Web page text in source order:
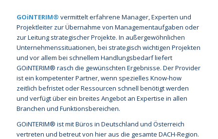
GOiNTERIM® vermittelt erfahrene Manager, Experten und
Projektleiter zur Übernahme von Managementaufgaben oder
zur Leitung strategischer Projekte. In außergewöhnlichen
Unternehmenssituationen, bei strategisch wichtigen Projekten
und vor allem bei schnellem Handlungsbedarf liefert
GOiNTERIM® rasch die gewünschten Ergebnisse. Der Provider
ist ein kompetenter Partner, wenn spezielles Know-how
zeitlich befristet oder Ressourcen schnell benötigt werden
und verfügt über ein breites Angebot an Expertise in allen
Branchen und Funktionsbereichen.
GOiNTERIM® ist mit Büros in Deutschland und Österreich
vertreten und betreut von hier aus die gesamte DACH-Region.